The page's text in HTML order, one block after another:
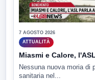
7 AGOSTO 2026
ATTUALITÀ
Miasmi e Calore,
Nessuna nuova moria di
sanitaria nel...